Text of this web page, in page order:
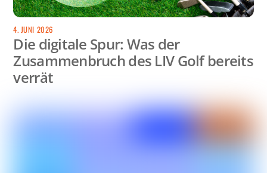
4. JUNI 2026
Die digitale Spur: Was der
Zusammenbruch des LIV Golf bereits
verrät